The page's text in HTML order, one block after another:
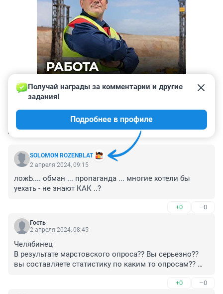
КОММЕНТАРИИ 17
SOLOMON ROZENBLAT
Получай награды за комментарии и другие
задания!
Подробнее в профиле
2 апреля 2024, 09:15
ложЬ.... обман ... пропаганда ... многие хотели бы
уехать - не знают КАК ..?
+0 –0
Гость
2 апреля 2024, 08:45
Челябинец
В результате марстовского опроса?? Вы серьезно??
вы составляете статистику по каким то опросам??
уже уехали, это те цифры которые говорят о многом!!
+0 –0